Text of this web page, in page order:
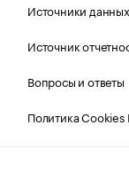
Источники данных
Источник
Вопросы и ответы
Политика Cookies